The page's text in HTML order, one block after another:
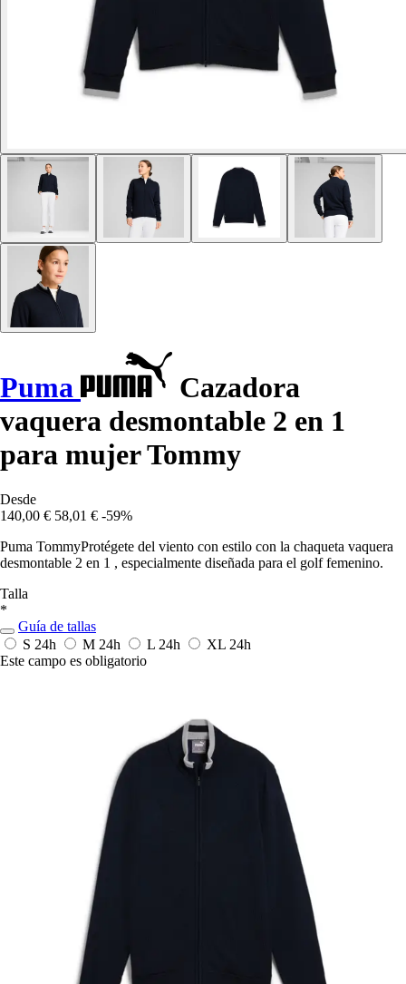
Puma
Cazadora
vaquera desmontable 2 en 1
para mujer Tommy
Desde
140,00 € 58,01 € -59%
Puma TommyProtégete del viento con estilo con la chaqueta vaquera
desmontable 2 en 1 , especialmente diseñada para el golf femenino.
Talla
*
Guía de tallas
S 24h M 24h L 24h XL 24h
Este campo es obligatorio